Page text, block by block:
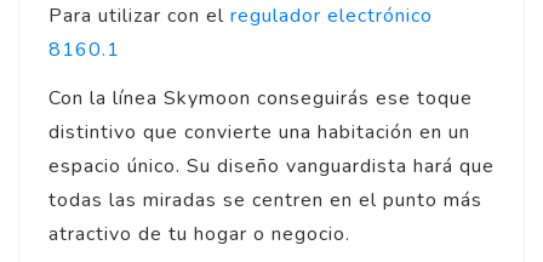
Para utilizar con el regulador electrónico
8160.1
Con la línea Skymoon conseguirás ese toque
distintivo que convierte una habitación en un
espacio único. Su diseño vanguardista hará que
todas las miradas se centren en el punto más
atractivo de tu hogar o negocio.